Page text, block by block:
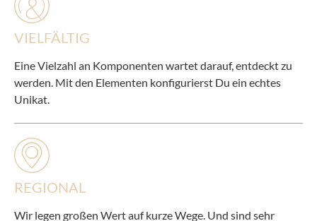
VIELFÄLTIG
Eine Vielzahl an Komponenten wartet darauf, entdeckt zu
werden. Mit den Elementen konfigurierst Du ein echtes
Unikat.
REGIONAL
Wir legen großen Wert auf kurze Wege. Und sind sehr